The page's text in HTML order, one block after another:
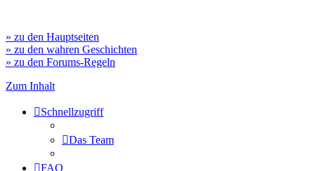
» zu den Hauptseiten
» zu den wahren Geschichten
» zu den Forums-Regeln
Zum Inhalt
Schnellzugriff
Das Team
FAQ